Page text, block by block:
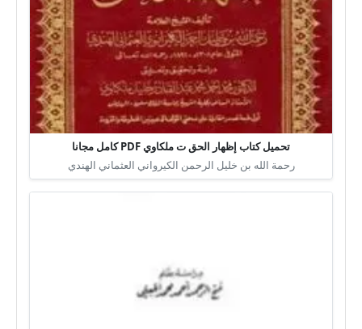
تحميل كتاب إظهار الحق ت ملكاوي PDF كامل مجانا
رحمة الله بن خليل الرحمن الكيرواني العثماني الهندي